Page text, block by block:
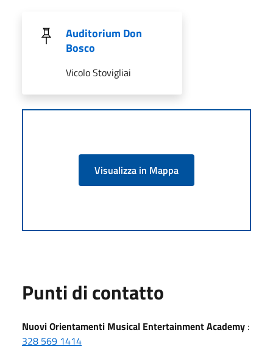
Auditorium Don
Bosco
Vicolo Stovigliai
Visualizza in Mappa
Punti di contatto
Nuovi Orientamenti Musical Entertainment Academy :
328 569 1414